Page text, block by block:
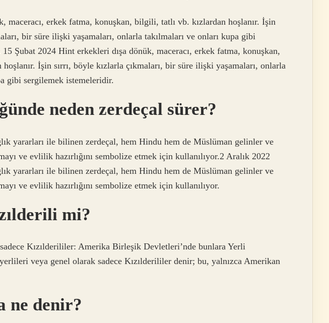
maceracı, erkek fatma, konuşkan, bilgili, tatlı vb. kızlardan hoşlanır. İşin
bir süre ilişki yaşamaları, onlarla takılmaları ve onları kupa gibi
Şubat 2024 Hint erkekleri dışa dönük, maceracı, erkek fatma, konuşkan,
İşin sırrı, böyle kızlarla çıkmaları, bir süre ilişki yaşamaları, onlarla
gibi sergilemek istemeleridir.
neden zerdeçal sürer?
yararları ile bilinen zerdeçal, hem Hindu hem de Müslüman gelinler ve
ve evlilik hazırlığını sembolize etmek için kullanılıyor.2 Aralık 2022
yararları ile bilinen zerdeçal, hem Hindu hem de Müslüman gelinler ve
ve evlilik hazırlığını sembolize etmek için kullanılıyor.
mi?
Kızılderililer: Amerika Birleşik Devletleri’nde bunlara Yerli
veya genel olarak sadece Kızılderililer denir; bu, yalnızca Amerikan
ne denir?